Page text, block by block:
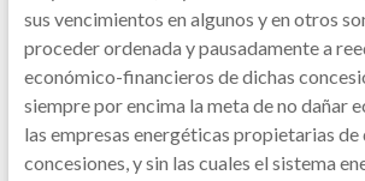
sus vencimientos en algunos y en otros
proceder ordenada y pausadamente a
económico-financieros de dichas
siempre por encima la meta de no dañar
las empresas energéticas propietarias de
concesiones, y sin las cuales el sistema